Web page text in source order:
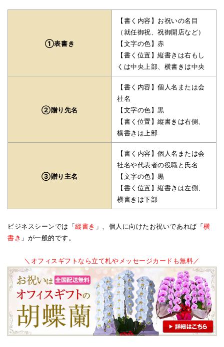
①表書き
【書く内容】お祝いの名目
（就任御祝、祝御開店など）
【文字の色】赤
【書く位置】縦書きは右もし
くは中央上部、横書きは中央
②贈り先名
【書く内容】個人名または会
社名
【文字の色】黒
【書く位置】縦書きは右側、
横書きは上部
③贈り主名
【書く内容】個人名または会
社名や代表者の役職と氏名
【文字の色】黒
【書く位置】縦書きは左側、
横書きは下部
ビジネスシーンでは「縦書き 」、個人に向けたお祝いであれば「横
書き 」が一般的です。
＼オフィスギフトなら立て札やメッセージカードも無料／